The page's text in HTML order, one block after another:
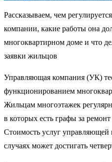
Рассказываем, чем
компании, какие работы она
многоквартирном доме и что
заявки жильцов
Управляющая компания (УК)
функционированием
Жильцам многоэтажек
в которых есть графы за
Стоимость услуг
случаях может достигать